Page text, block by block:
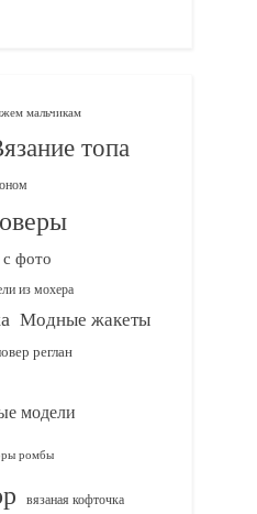
мальчикам
топа
фото
из мохера
Модные жакеты
реглан
модели
ромбы
вязаная кофточка